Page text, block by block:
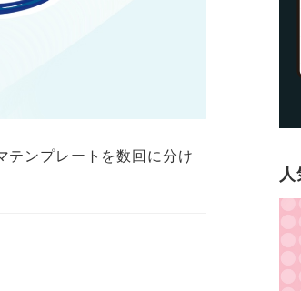
テンプレートを数回に分け
人